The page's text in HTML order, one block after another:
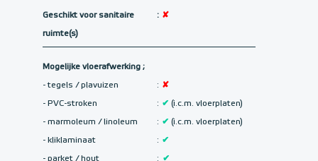
Geschikt voor sanitaire
ruimte(s)
: ✘
Mogelijke vloerafwerking ;
- tegels / plavuizen : ✘
- PVC-stroken : ✔ (i.c.m. vloerplaten)
- marmoleum / linoleum : ✔ (i.c.m. vloerplaten)
- kliklaminaat : ✔
- parket / hout : ✔